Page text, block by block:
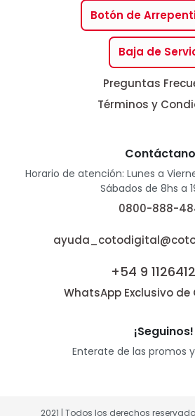
Botón de
Baja de
Preguntas
Términos y
Horario de atención: Lunes a
Sábados de 8hs a
0800-888-
+54 9
WhatsApp Exclusivo de
¡Seguinos!
Enterate de las promos
2021 | Todos los derechos